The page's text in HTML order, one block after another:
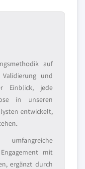
auf
Validierung und
Einblick, jede
in unseren
entwickelt,
mit
ergänzt durch